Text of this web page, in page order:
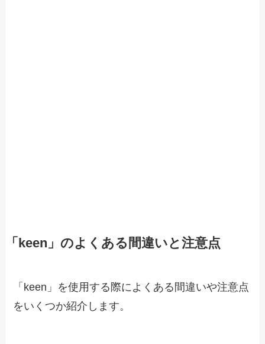
「keen」のよくある間違いと注意点
「keen」を使用する際によくある間違いや注意点
をいくつか紹介します。